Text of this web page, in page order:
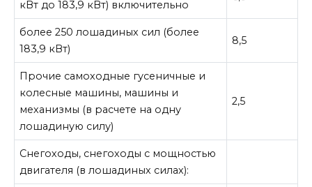
кВт до 183,9 кВт) включительно
более 250 лошадиных сил (более
183,9 кВт)
8,5
Прочие самоходные гусеничные и
колесные машины, машины и
механизмы (в расчете на одну
лошадиную силу)
2,5
Снегоходы, снегоходы с мощностью
двигателя (в лошадиных силах):